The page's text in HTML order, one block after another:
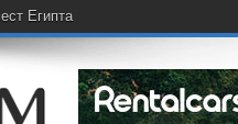
Египта